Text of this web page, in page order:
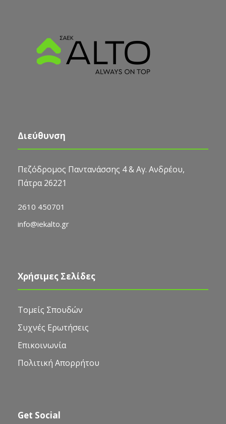
Διεύθυνση
Πεζόδρομος Παντανάσσης 4 & Αγ. Ανδρέου,
Πάτρα 26221
2610 450701
info@iekalto.gr
Χρήσιμες Σελίδες
Τομείς Σπουδών
Συχνές Ερωτήσεις
Επικοινωνία
Πολιτική Απορρήτου
Get Social